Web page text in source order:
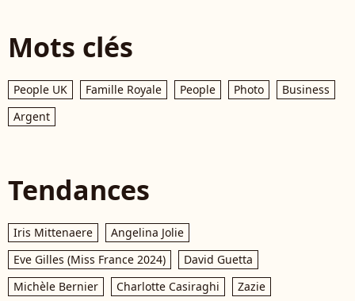
Mots clés
People UK Famille Royale People Photo
Business
Argent
Tendances
Iris Mittenaere
Angelina Jolie
Eve Gilles (Miss France 2024)
David Guetta
Michèle Bernier
Charlotte Casiraghi
Zazie